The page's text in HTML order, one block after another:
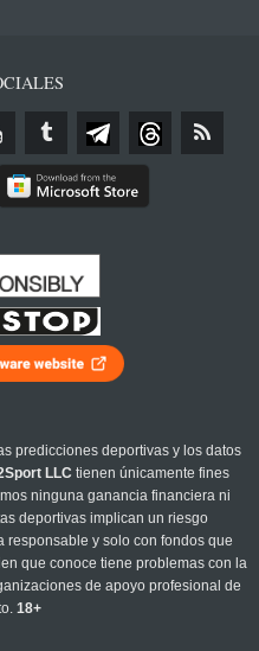
predicciones deportivas y los datos
LLC tienen únicamente fines
ninguna ganancia financiera ni
deportivas implican un riesgo
responsable y solo con fondos que
que conoce tiene problemas con la
de apoyo profesional de
18+